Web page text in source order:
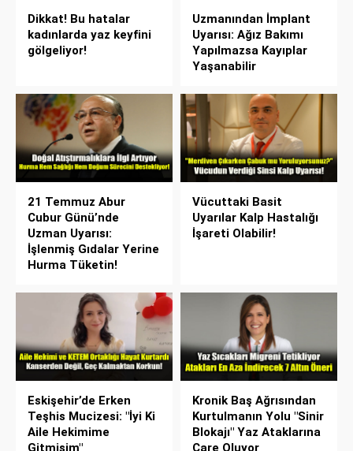
Dikkat! Bu hatalar
kadınlarda yaz keyfini
gölgeliyor!
Uzmanından İmplant
Uyarısı: Ağız Bakımı
Yapılmazsa Kayıplar
Yaşanabilir
21 Temmuz Abur
Cubur Günü’nde
Uzman Uyarısı:
İşlenmiş Gıdalar Yerine
Hurma Tüketin!
Vücuttaki Basit
Uyarılar Kalp Hastalığı
İşareti Olabilir!
Eskişehir’de Erken
Teşhis Mucizesi: "İyi Ki
Aile Hekimime
Gitmişim"
Kronik Baş Ağrısından
Kurtulmanın Yolu "Sinir
Blokajı" Yaz Ataklarına
Çare Oluyor